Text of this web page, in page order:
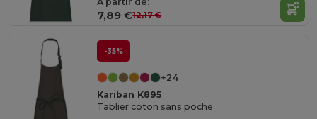
7,89 €12,17 €
-35%
+24
Kariban K895
Tablier coton sans poche